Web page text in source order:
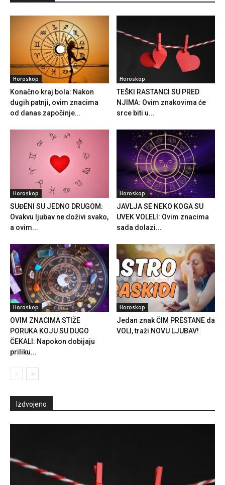
Horoskop
Konačno kraj bola: Nakon
dugih patnji, ovim znacima
od danas započinje...
Horoskop
TEŠKI RASTANCI SU PRED
NJIMA: Ovim znakovima će
srce biti u...
Horoskop
SUĐENI SU JEDNO DRUGOM:
Ovakvu ljubav ne doživi svako,
a ovim...
Horoskop
JAVLJA SE NEKO KOGA SU
UVEK VOLELI: Ovim znacima
sada dolazi...
Horoskop
OVIM ZNACIMA STIŽE
PORUKA KOJU SU DUGO
ČEKALI: Napokon dobijaju
priliku...
Horoskop
Jedan znak ČIM PRESTANE da
VOLI, traži NOVU LJUBAV!
Izdvojeno